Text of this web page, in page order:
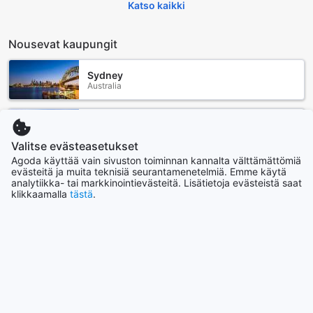
Katso kaikki
Nousevat kaupungit
Sydney
Australia
Etelä-Korea
Yilan
Taiwan
Valitse evästeasetukset
Agoda käyttää vain sivuston toiminnan kannalta välttämättömiä
evästeitä ja muita teknisiä seurantamenetelmiä. Emme käytä
analytiikka- tai markkinointievästeitä. Lisätietoja evästeistä saat
klikkaamalla tästä.